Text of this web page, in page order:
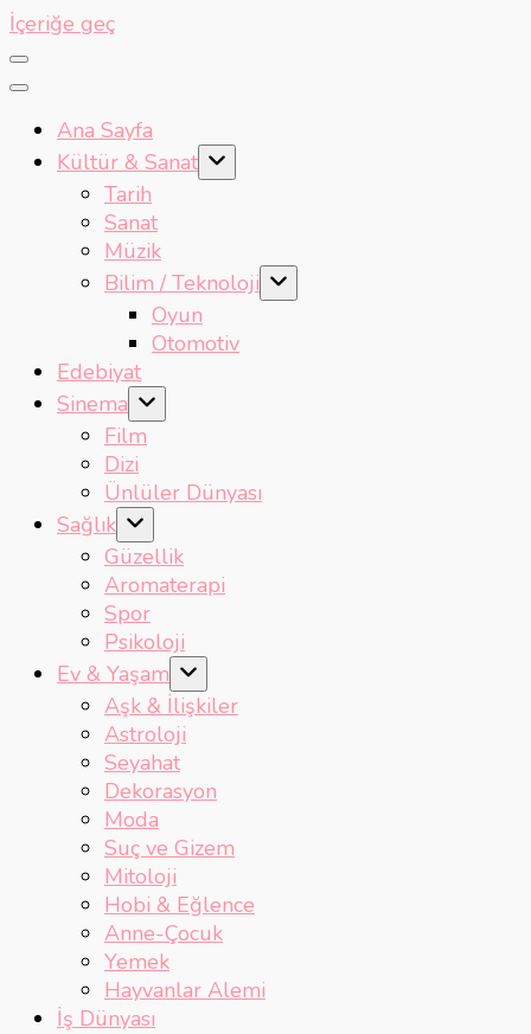
İçeriğe geç
Ana Sayfa
Kültür & Sanat
Tarih
Sanat
Müzik
Bilim / Teknoloji
Oyun
Otomotiv
Edebiyat
Sinema
Film
Dizi
Ünlüler Dünyası
Sağlık
Güzellik
Aromaterapi
Spor
Psikoloji
Ev & Yaşam
Aşk & İlişkiler
Astroloji
Seyahat
Dekorasyon
Moda
Suç ve Gizem
Mitoloji
Hobi & Eğlence
Anne-Çocuk
Yemek
Hayvanlar Alemi
İş Dünyası